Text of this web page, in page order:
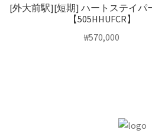
[外大前駅][短期] ハートステイパ
【505HHUFCR】
₩570,000